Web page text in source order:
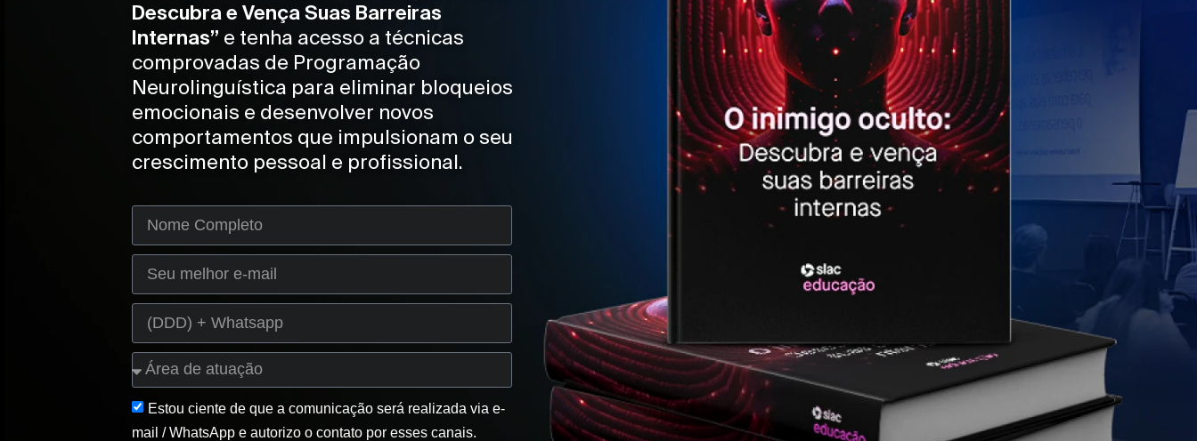
Descubra e Vença Suas Barreiras
Internas” e tenha acesso a técnicas
comprovadas de Programação
Neurolinguística para eliminar bloqueios
emocionais e desenvolver novos
comportamentos que impulsionam o seu
crescimento pessoal e profissional.
Estou ciente de que a comunicação será realizada via e-
mail / WhatsApp e autorizo o contato por esses canais.